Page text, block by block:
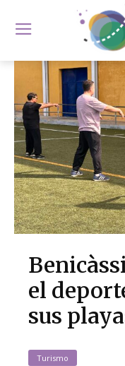
el
sus
Turismo